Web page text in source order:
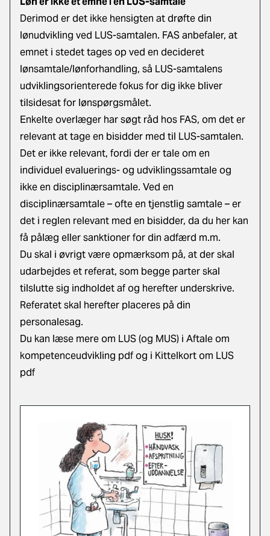
Derimod er det ikke hensigten at drøfte din
lønudvikling ved LUS-samtalen. FAS anbefaler, at
emnet i stedet tages op ved en decideret
lønsamtale/lønforhandling, så LUS-samtalens
udviklingsorienterede fokus for dig ikke bliver
tilsidesat for lønspørgsmålet.
Enkelte overlæger har søgt råd hos FAS, om det er
relevant at tage en bisidder med til LUS-samtalen.
Det er ikke relevant, fordi der er tale om en
individuel evaluerings- og udviklingssamtale og
ikke en disciplinærsamtale. Ved en
disciplinærsamtale – ofte en tjenstlig samtale – er
det i reglen relevant med en bisidder, da du her kan
få pålæg eller sanktioner for din adfærd m.m.
Du skal i øvrigt være opmærksom på, at der skal
udarbejdes et referat, som begge parter skal
tilslutte sig indholdet af og herefter underskrive.
Referatet skal herefter placeres på din
personalesag.
Du kan læse mere om LUS (og MUS) i Aftale om
kompetenceudvikling pdfog i Kittelkort om LUS
pdf